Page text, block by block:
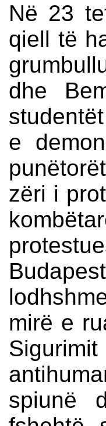
Në 23
qiell të
dhe
e
zëri i
mirë e
spiunë